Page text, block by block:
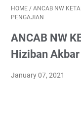
HOME / ANCAB NW
PENGAJIAN
ANCAB NW
Hiziban
January 07, 2021